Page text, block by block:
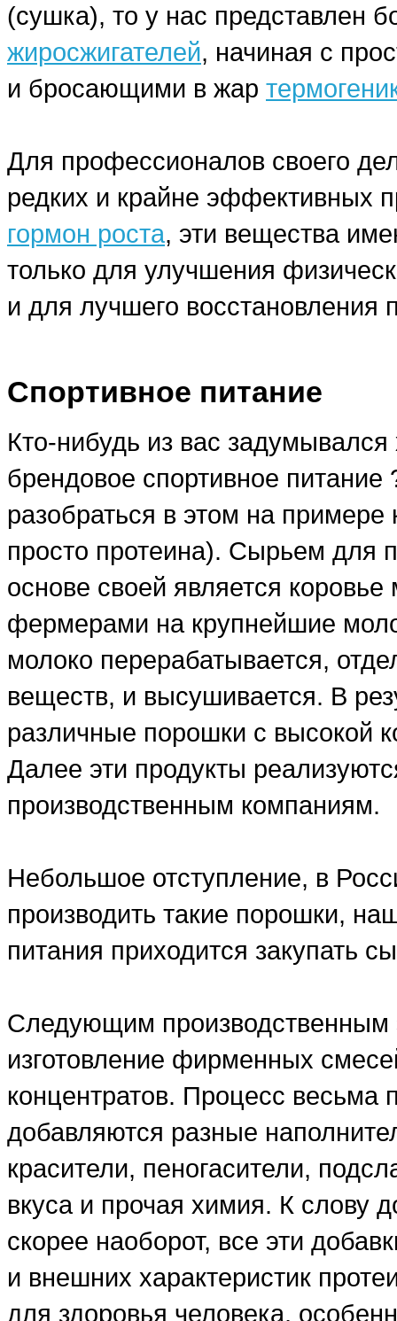
(сушка), то у нас представлен
жиросжигателей, начиная с
и бросающими в жар
Для профессионалов своего
редких и крайне эффективных
гормон роста, эти вещества
только для улучшения
и для лучшего восстановления
Спортивное питание
Кто-нибудь из вас
брендовое спортивное
разобраться в этом на примере
просто протеина). Сырьем для
основе своей является
фермерами на крупнейшие
молоко перерабатывается,
веществ, и высушивается. В
различные порошки с высокой
Далее эти продукты
производственным компаниям.
Небольшое отступление, в
производить такие порошки,
питания приходится закупать
Следующим производственным
изготовление фирменных
концентратов. Процесс весьма
добавляются разные
красители, пеногасители,
вкуса и прочая химия. К слову
скорее наоборот, все эти
и внешних характеристик
для здоровья человека,